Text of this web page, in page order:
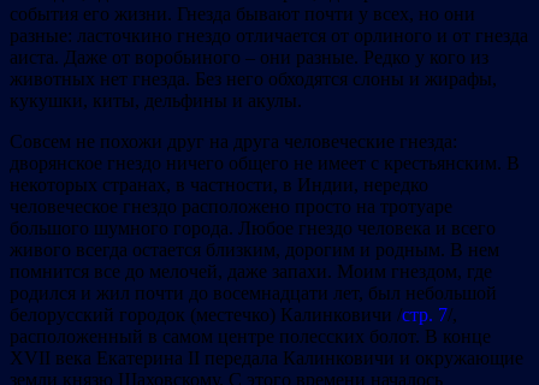
события его жизни. Гнезда бывают почти у всех, но они
разные: ласточкино гнездо отличается от орлиного и от гнезда
аиста. Даже от воробьиного – они разные. Редко у кого из
животных нет гнезда. Без него обходятся слоны и жирафы,
кукушки, киты, дельфины и акулы.
Совсем не похожи друг на друга человеческие гнезда:
дворянское гнездо ничего общего не имеет с крестьянским. В
некоторых странах, в частности, в Индии, нередко
человеческое гнездо расположено просто на тротуаре
большого шумного города. Любое гнездо человека и всего
живого всегда остается близким, дорогим и родным. В нем
помнится все до мелочей, даже запахи. Моим гнездом, где
родился и жил почти до восемнадцати лет, был небольшой
белорусский городок (местечко) Калинковичи /стр. 7/,
расположенный в самом центре полесских болот. В конце
XVII века Екатерина II передала Калинковичи и окружающие
земли князю Шаховскому. С этого времени началось